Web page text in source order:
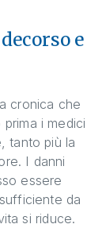
e
cronica che
i medici
tanto più la
I danni
essere
da
si riduce.